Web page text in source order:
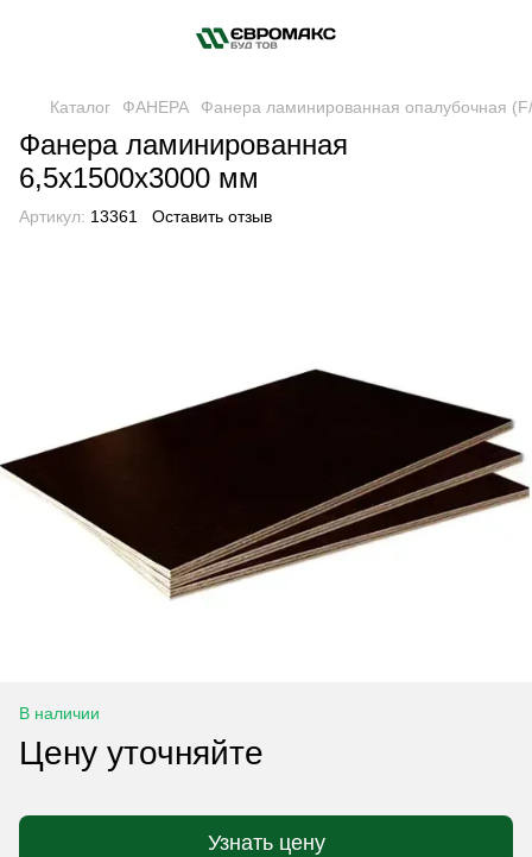
Каталог ФАНЕРА Фанера ламинированная опалубочная
Фанера ламинированная
6,5х1500х3000 мм
Артикул: 13361 Оставить отзыв
В наличии
Цену уточняйте
Узнать цену